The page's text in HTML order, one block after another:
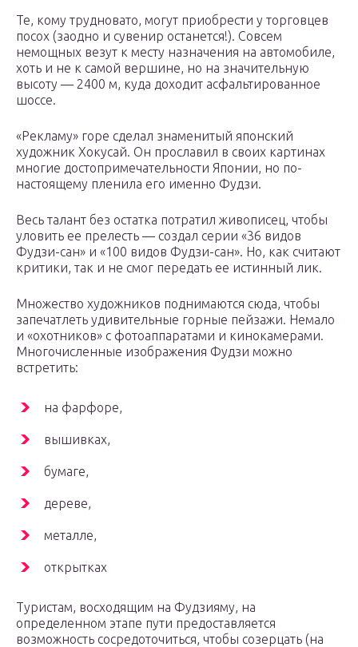
Те, кому трудновато, могут приобрести у торговцев
посох (заодно и сувенир останется!). Совсем
немощных везут к месту назначения на автомобиле,
хоть и не к самой вершине, но на значительную
высоту — 2400 м, куда доходит асфальтированное
шоссе.
«Рекламу» горе сделал знаменитый японский
художник Хокусай. Он прославил в своих картинах
многие достопримечательности Японии, но по-
настоящему пленила его именно Фудзи.
Весь талант без остатка потратил живописец, чтобы
уловить ее прелесть — создал серии «36 видов
Фудзи-сан» и «100 видов Фудзи-сан». Но, как считают
критики, так и не смог передать ее истинный лик.
Множество художников поднимаются сюда, чтобы
запечатлеть удивительные горные пейзажи. Немало
и «охотников» с фотоаппаратами и кинокамерами.
Многочисленные изображения Фудзи можно
встретить:
на фарфоре,
вышивках,
бумаге,
дереве,
металле,
открытках
Туристам, восходящим на Фудзияму, на
определенном этапе пути предоставляется
возможность сосредоточиться, чтобы созерцать (на